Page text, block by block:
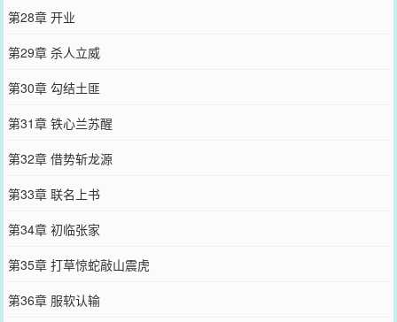
第28章 开业
第29章 杀人立威
第30章 勾结土匪
第31章 铁心兰苏醒
第32章 借势斩龙源
第33章 联名上书
第34章 初临张家
第35章 打草惊蛇敲山震虎
第36章 服软认输